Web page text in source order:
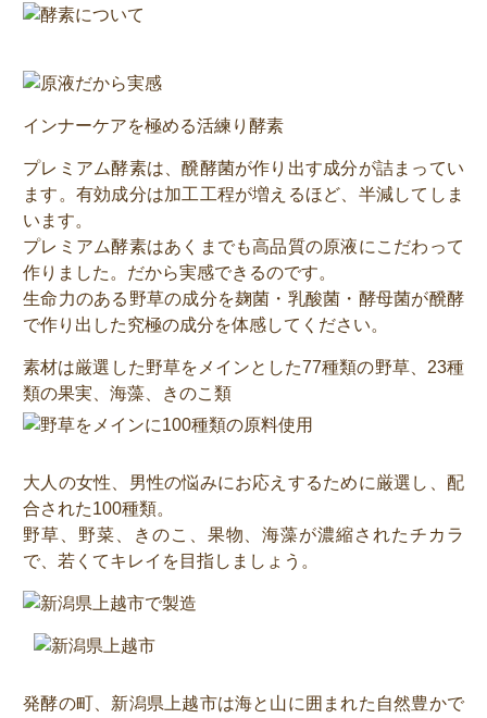
インナーケアを極める活練り酵素
プレミアム酵素は、醗酵菌が作り出す成分が詰まってい
ます。有効成分は加工工程が増えるほど、半減してしま
います。
プレミアム酵素はあくまでも高品質の原液にこだわって
作りました。だから実感できるのです。
生命力のある野草の成分を麹菌・乳酸菌・酵母菌が醗酵
で作り出した究極の成分を体感してください。
素材は厳選した野草をメインとした77種類の野草、23種
類の果実、海藻、きのこ類
大人の女性、男性の悩みにお応えするために厳選し、配
合された100種類。
野草、野菜、きのこ、果物、海藻が濃縮されたチカラ
で、若くてキレイを目指しましょう。
発酵の町、新潟県上越市は海と山に囲まれた自然豊かで